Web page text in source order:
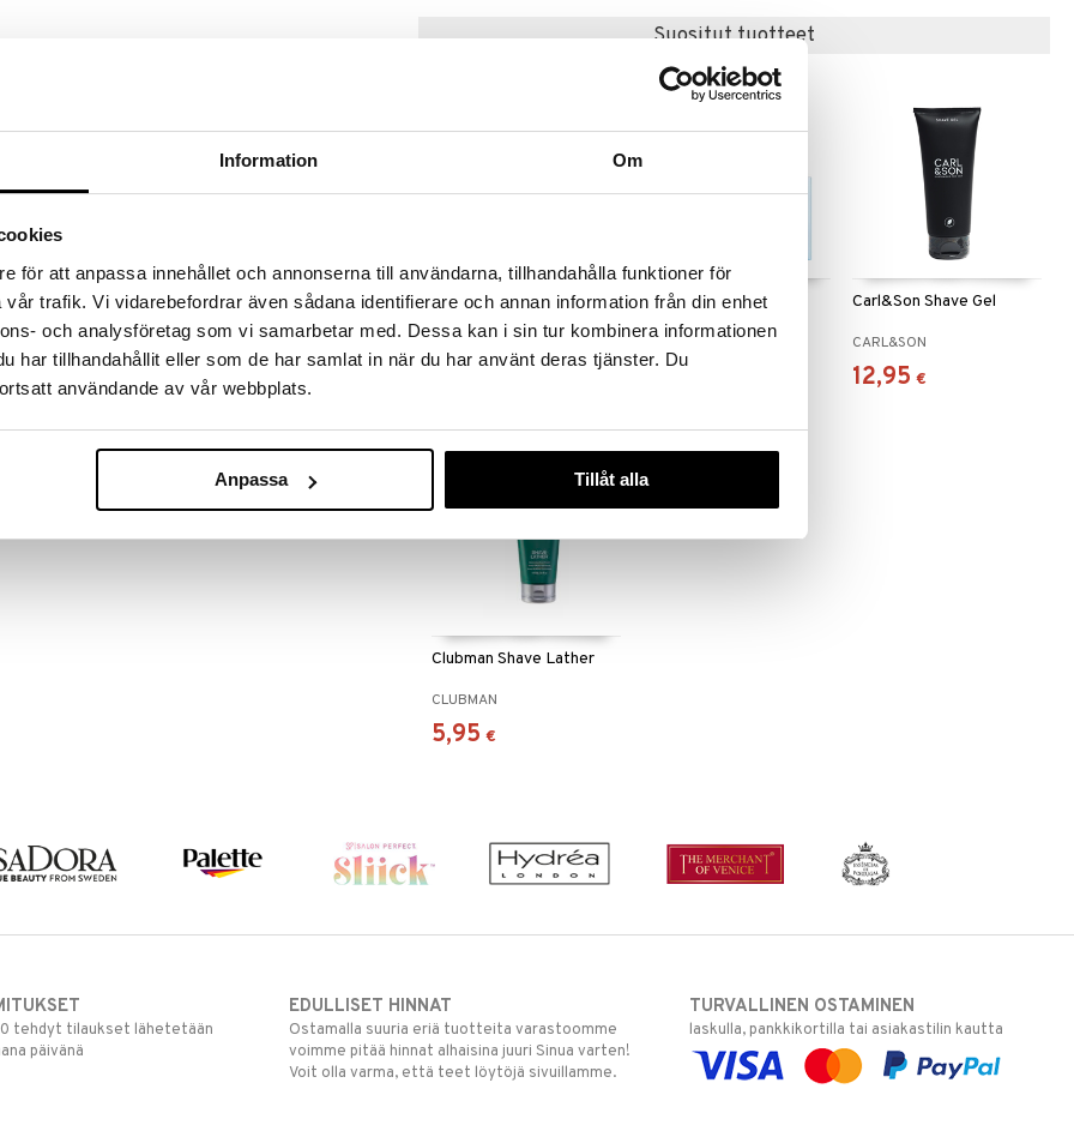
Information Om
för att anpassa innehållet och annonserna till användarna, tillhandahålla funktioner för
trafik. Vi vidarebefordrar även sådana identifierare och annan information från din enhet
och analysföretag som vi samarbetar med. Dessa kan i sin tur kombinera informationen
har tillhandahållit eller som de har samlat in när du har använt deras tjänster. Du
användande av vår webbplats.
Anpassa Tillåt alla
tuhoava antiseptinen geeli Prorasolta, joka
eivät vuoda verta ja sulkeutuvat. Sen
kantaa mukana.
ja levitä. Anna vaikuttaa muutaman minuutin ajan
Suositut tuotteet
Clubman Shave Butter
CLUBMAN
Gillette Skinguard
Sensitive Blades
GILLETTE
Carl&Son Shave Gel
CARL&SON
12,95 €
Clubman Shave Lather
CLUBMAN
5,95 €
tehdyt tilaukset lähetetään
päivänä
EDULLISET HINNAT
Ostamalla suuria eriä tuotteita varastoomme
voimme pitää hinnat alhaisina juuri Sinua varten!
Voit olla varma, että teet löytöjä sivuillamme.
TURVALLINEN OSTAMINEN
laskulla, pankkikortilla tai asiakastilin kautta